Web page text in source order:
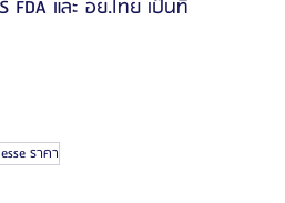
FDA และ อย.ไทย เป็นที่
ราคา